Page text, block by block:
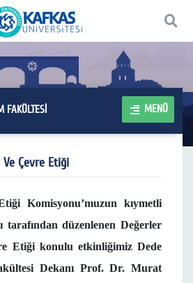
MENÜ
Ve Çevre Etiği
Komisyonu’muzun kıymetli
tarafından düzenlenen Değerler
Etiği konulu etkinliğimiz Dede
Dekanı Prof. Dr. Murat